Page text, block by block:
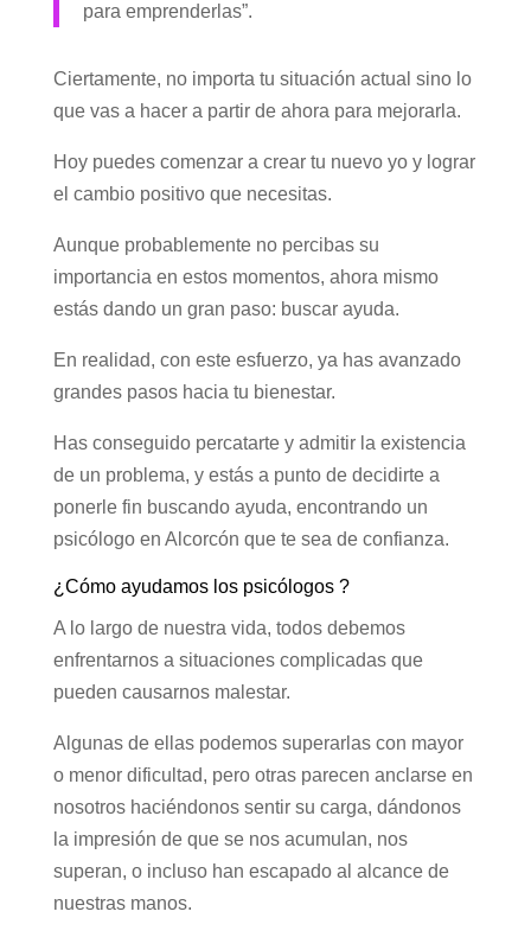
para emprenderlas”.
Ciertamente, no importa tu situación actual sino lo
que vas a hacer a partir de ahora para mejorarla.
Hoy puedes comenzar a crear tu nuevo yo y lograr
el cambio positivo que necesitas.
Aunque probablemente no percibas su
importancia en estos momentos, ahora mismo
estás dando un gran paso: buscar ayuda.
En realidad, con este esfuerzo, ya has avanzado
grandes pasos hacia tu bienestar.
Has conseguido percatarte y admitir la existencia
de un problema, y estás a punto de decidirte a
ponerle fin buscando ayuda, encontrando un
psicólogo en Alcorcón que te sea de confianza.
¿Cómo ayudamos los psicólogos ?
A lo largo de nuestra vida, todos debemos
enfrentarnos a situaciones complicadas que
pueden causarnos malestar.
Algunas de ellas podemos superarlas con mayor
o menor dificultad, pero otras parecen anclarse en
nosotros haciéndonos sentir su carga, dándonos
la impresión de que se nos acumulan, nos
superan, o incluso han escapado al alcance de
nuestras manos.